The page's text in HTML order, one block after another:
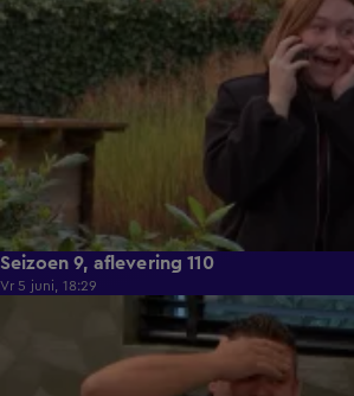
Seizoen 9, aflevering 110
Vr 5 juni, 18:29